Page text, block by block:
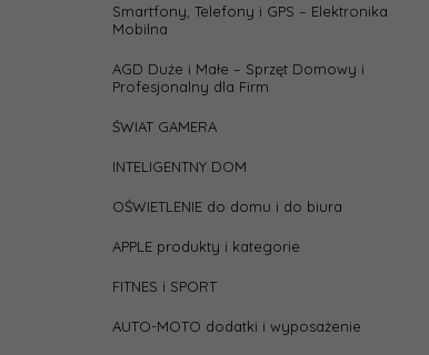
Smartfony, Telefony i GPS – Elektronika
Mobilna
AGD Duże i Małe – Sprzęt Domowy i
Profesjonalny dla Firm
ŚWIAT GAMERA
INTELIGENTNY DOM
OŚWIETLENIE do domu i do biura
APPLE produkty i kategorie
FITNES i SPORT
AUTO-MOTO dodatki i wyposażenie